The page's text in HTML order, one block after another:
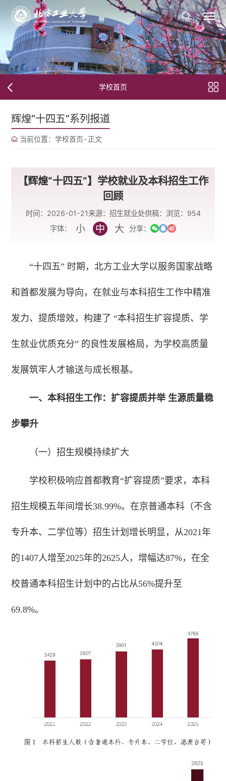
学校首页
辉煌“十四五”系列报道
当前位置： 学校首页-正文
【辉煌“十四五”】学校就业及本科招生工作
回顾
时间：2026-01-21来源：招生就业处供稿： 浏览： 954
字体：
小 中 大 分享：
“十四五” 时期，北方工业大学以服务国家战略
和首都发展为导向，在就业与本科招生工作中精准
发力、提质增效，构建了 “本科招生扩容提质、学
生就业优质充分” 的良性发展格局，为学校高质量
发展筑牢人才输送与成长根基。
一、本科招生工作：扩容提质并举 生源质量稳
步攀升
（一）招生规模持续扩大
学校积极响应首都教育“扩容提质”要求，本科
招生规模五年间增长38.99%。在京普通本科（不含
专升本、二学位等）招生计划增长明显，从2021年
的1407人增至2025年的2625人，增幅达87%，在全
校普通本科招生计划中的占比从56%提升至
69.8%。